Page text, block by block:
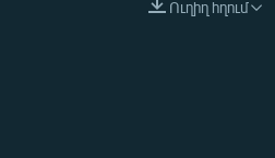
Ուղիղ հղում